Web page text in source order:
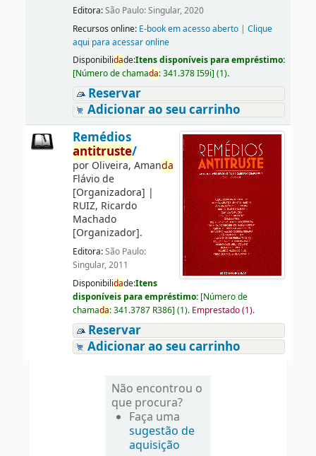
Editora:São Paulo: Singular, 2020
Recursos online: E-book em acesso aberto| Clique
aqui para acessar online
Disponibilidade:Itens disponíveis para empréstimo:
[Número de chamada:341.378 I59i] (1).
Reservar
Adicionar ao seu carrinho
Remédios
antitruste/
porOliveira, Amanda
Flávio de
[Organizadora] |
RUIZ, Ricardo
Machado
[Organizador].
Editora:São Paulo:
Singular, 2011
Disponibilidade:Itens
disponíveis para empréstimo: [Número de
chamada:341.3787 R386] (1). Emprestado (1).
Reservar
Adicionar ao seu carrinho
Não encontrou o
que procura?
Faça uma
sugestão de
aquisição